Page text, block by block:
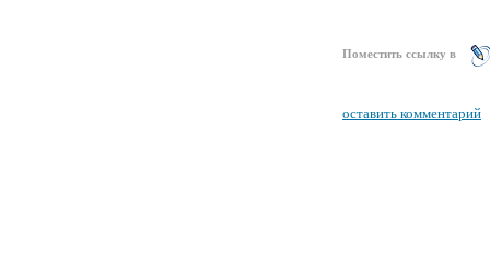
Поместить ссылку в
оставить комментарий